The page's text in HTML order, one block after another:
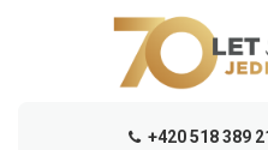
+420 518 389